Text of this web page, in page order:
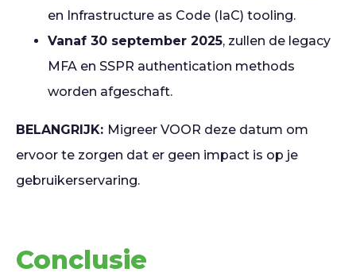
en Infrastructure as Code (IaC) tooling.
Vanaf 30 september 2025, zullen de legacy
MFA en SSPR authentication methods
worden afgeschaft.
BELANGRIJK: Migreer VOOR deze datum om
ervoor te zorgen dat er geen impact is op je
gebruikerservaring.
Conclusie